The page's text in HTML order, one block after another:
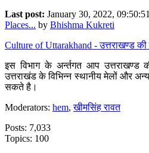
Last post: January 30, 2022,
Places... by Bhishma Kukreti
Culture of Uttarakhand - उत्तराखण्ड
इस विभाग के अर्न्तगत आप उत्तराखण्ड
उत्तराखंड के विभिन्न स्थानीय मेलों और
सकते है।
Moderators: hem,खीमसिंह रावत
Posts: 7,033
Topics: 100